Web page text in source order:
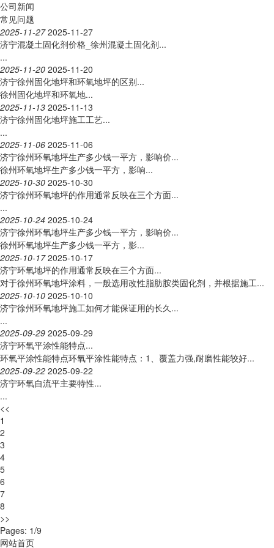
公司新闻
常见问题
2025-11-27 2025-11-27
济宁混凝土固化剂价格_徐州混凝土固化剂...
...
2025-11-20 2025-11-20
济宁徐州固化地坪和环氧地坪的区别...
徐州固化地坪和环氧地...
2025-11-13 2025-11-13
济宁徐州固化地坪施工工艺...
...
2025-11-06 2025-11-06
济宁徐州环氧地坪生产多少钱一平方，影响价...
徐州环氧地坪生产多少钱一平方，影响...
2025-10-30 2025-10-30
济宁徐州环氧地坪的作用通常反映在三个方面...
...
2025-10-24 2025-10-24
济宁徐州环氧地坪生产多少钱一平方，影响价...
徐州环氧地坪生产多少钱一平方，影...
2025-10-17 2025-10-17
济宁环氧地坪的作用通常反映在三个方面...
对于徐州环氧地坪涂料，一般选用改性脂肪胺类固化剂，并根据施工...
2025-10-10 2025-10-10
济宁徐州环氧地坪施工如何才能保证用的长久...
...
2025-09-29 2025-09-29
济宁环氧平涂性能特点...
环氧平涂性能特点环氧平涂性能特点：1、覆盖力强,耐磨性能较好...
2025-09-22 2025-09-22
济宁环氧自流平主要特性...
...
<<
1
2
3
4
5
6
7
8
>>
Pages: 1/9
网站首页